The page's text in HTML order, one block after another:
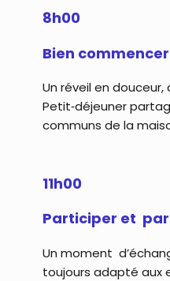
8h00
Bien
Un réveil en
Petit‑déjeuner
communs de la
11h00
Participer et
Un moment
toujours adapté aux